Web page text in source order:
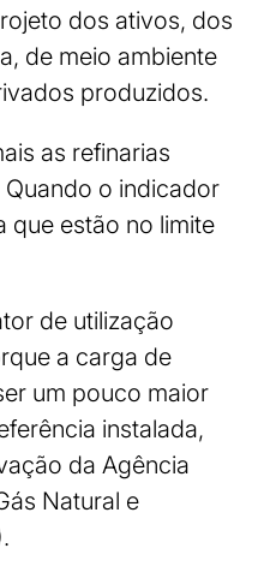
dos ativos, dos
de meio ambiente
produzidos.
as refinarias
o indicador
que estão no limite
de utilização
a carga de
um pouco maior
instalada,
da Agência
Natural e